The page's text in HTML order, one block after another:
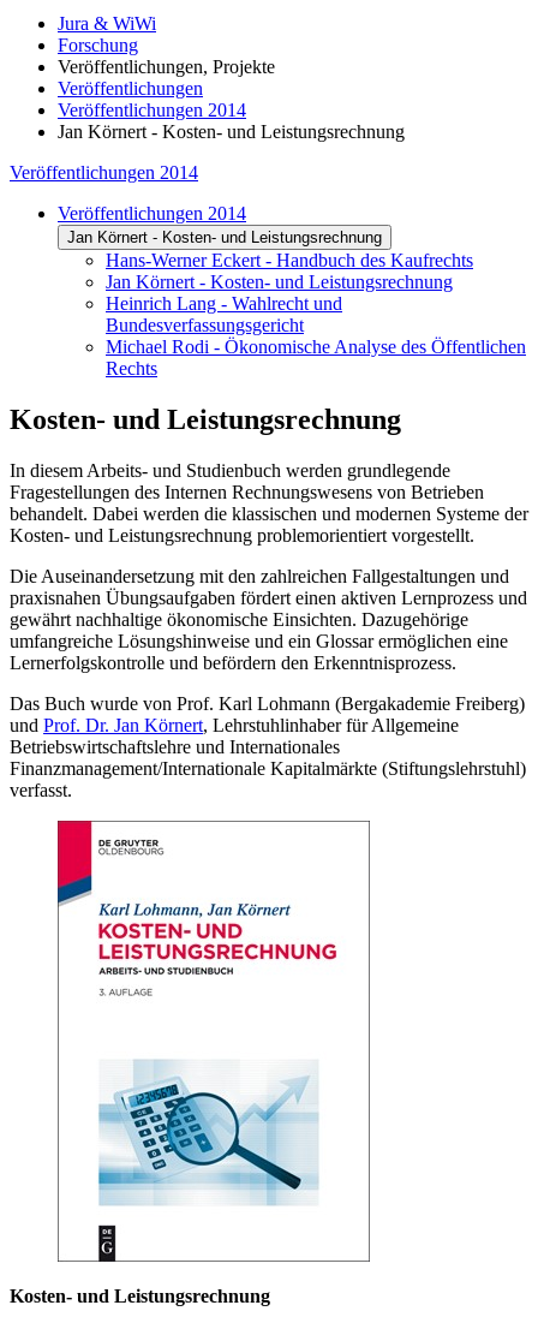
Jura & WiWi
Forschung
Veröffentlichungen, Projekte
Veröffentlichungen
Veröffentlichungen 2014
Jan Körnert - Kosten- und Leistungsrechnung
Veröffentlichungen 2014
Veröffentlichungen 2014
Jan Körnert - Kosten- und Leistungsrechnung
Hans-Werner Eckert - Handbuch des Kaufrechts
Jan Körnert - Kosten- und Leistungsrechnung
Heinrich Lang - Wahlrecht und
Bundesverfassungsgericht
Michael Rodi - Ökonomische Analyse des Öffentlichen
Rechts
Kosten- und Leistungsrechnung
In diesem Arbeits- und Studienbuch werden grundlegende
Fragestellungen des Internen Rechnungswesens von Betrieben
behandelt. Dabei werden die klassischen und modernen Systeme der
Kosten- und Leistungsrechnung problemorientiert vorgestellt.
Die Auseinandersetzung mit den zahlreichen Fallgestaltungen und
praxisnahen Übungsaufgaben fördert einen aktiven Lernprozess und
gewährt nachhaltige ökonomische Einsichten. Dazugehörige
umfangreiche Lösungshinweise und ein Glossar ermöglichen eine
Lernerfolgskontrolle und befördern den Erkenntnisprozess.
Das Buch wurde von Prof. Karl Lohmann (Bergakademie Freiberg)
und Prof. Dr. Jan Körnert, Lehrstuhlinhaber für Allgemeine
Betriebswirtschaftslehre und Internationales
Finanzmanagement/Internationale Kapitalmärkte (Stiftungslehrstuhl)
verfasst.
Kosten- und Leistungsrechnung